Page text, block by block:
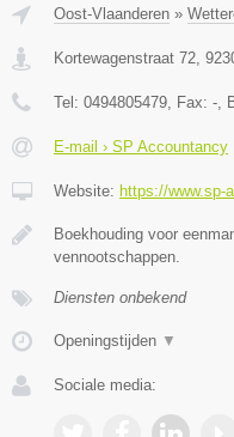
Oost-Vlaanderen »
Kortewagenstraat 72
Tel: 0494805479 , Fax: - ,
E-mail › SP Accountancy
Website: https://www.sp-
Boekhouding voor
vennootschappen.
Diensten onbekend
Openingstijden ▼
Sociale media: